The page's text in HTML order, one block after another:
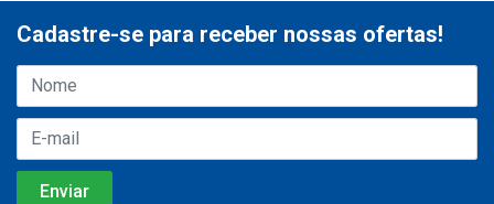
Cadastre-se para receber nossas ofertas!